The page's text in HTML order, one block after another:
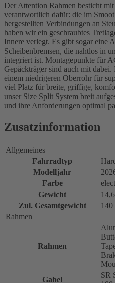
Der Attention Rahmen besticht
verantwortlich dafür: die im
hergestellten Verbindungen an
haben wir ein geschraubtes
Innere verlegt. Es gibt sogar eine
Scheibenbremsen, die nahtlos in
integriert ist. Montagepunkte für
Gepäckträger sind auch mit
einem niedrigeren Oberrohr für
viel Platz für breite, griffige,
unser Size Split System breit
und ihre Anforderungen optimal
Zusatzinformation
Allgemeines
Fahrradtyp
Modelljahr
Farbe
Gewicht
Zul. Gesamtgewicht
140
Rahmen
Rahmen
Gabel
SR